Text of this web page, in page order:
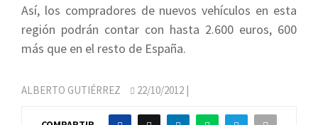
Así, los compradores de nuevos vehículos en esta
región podrán contar con hasta 2.600 euros, 600
más que en el resto de España.
ALBERTO GUTIÉRREZ 22/10/2012 |